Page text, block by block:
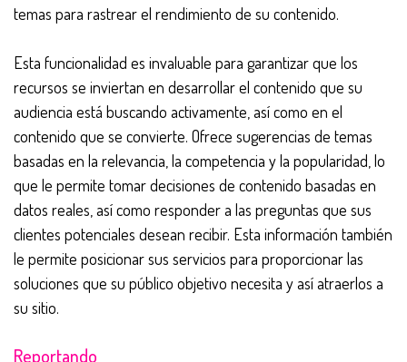
temas para rastrear el rendimiento de su contenido.
Esta funcionalidad es invaluable para garantizar que los
recursos se inviertan en desarrollar el contenido que su
audiencia está buscando activamente, así como en el
contenido que se convierte. Ofrece sugerencias de temas
basadas en la relevancia, la competencia y la popularidad, lo
que le permite tomar decisiones de contenido basadas en
datos reales, así como responder a las preguntas que sus
clientes potenciales desean recibir. Esta información también
le permite posicionar sus servicios para proporcionar las
soluciones que su público objetivo necesita y así atraerlos a
su sitio.
Reportando